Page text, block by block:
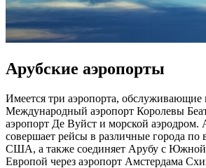
Арубские аэропорты
Имеется три аэропорта, обслуживающие
Международный аэропорт Королевы
аэропорт Де Вуйст и морской аэродром.
совершает рейсы в различные города по
США, а также соединяет Арубу с
Европой через аэропорт Амстердама